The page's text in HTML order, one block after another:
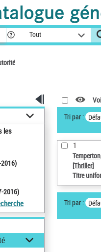
Tout
les
2016)
Tri par :
1
[Thriller]
Titre
Tri par :